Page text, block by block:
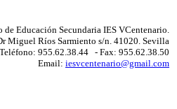
de Educación Secundaria IES VCentenario.
Miguel Ríos Sarmiento s/n. 41020. Sevilla
Teléfono: 955.62.38.44 - Fax: 955.62.38.50
Email: iesvcentenario@gmail.com